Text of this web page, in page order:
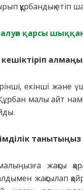
құрбандық етіп
қарсы
екінші және
малы айт
танытыңыз
жақсы
жақсылап